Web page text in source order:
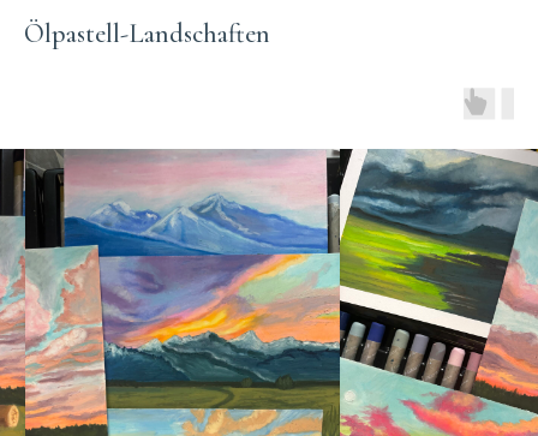
Ölpastell-Landschaften